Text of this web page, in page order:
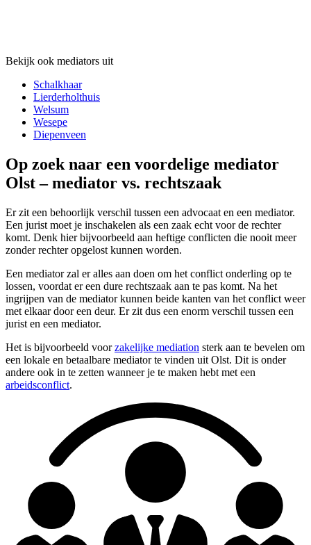
Bekijk ook mediators uit
Schalkhaar
Lierderholthuis
Welsum
Wesepe
Diepenveen
Op zoek naar een voordelige mediator
Olst – mediator vs. rechtszaak
Er zit een behoorlijk verschil tussen een advocaat en een mediator.
Een jurist moet je inschakelen als een zaak echt voor de rechter
komt. Denk hier bijvoorbeeld aan heftige conflicten die nooit meer
zonder rechter opgelost kunnen worden.
Een mediator zal er alles aan doen om het conflict onderling op te
lossen, voordat er een dure rechtszaak aan te pas komt. Na het
ingrijpen van de mediator kunnen beide kanten van het conflict weer
met elkaar door een deur. Er zit dus een enorm verschil tussen een
jurist en een mediator.
Het is bijvoorbeeld voorzakelijke mediation sterk aan te bevelen om
een lokale en betaalbare mediator te vinden uit Olst. Dit is onder
andere ook in te zetten wanneer je te maken hebt met een
arbeidsconflict.